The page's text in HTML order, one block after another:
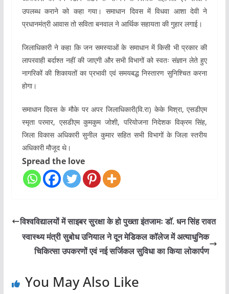
उपलब्ध कराने को कहा गया। समाधान दिवस में विधवा आशा देवी ने
प्रधानमंत्री आवास तो सविता बनवाल ने आर्थिक सहायता की गुहार लगाई।
जिलाधिकारी ने कहा कि जन समस्याओं के समाधान में किसी भी प्रकार की
लापरवाही बर्दाश्त नहीं की जाएगी और सभी विभागों को स्वतः संज्ञान लेते हुए
नागरिकों की शिकायतों का प्रभावी एवं समयबद्ध निस्तारण सुनिश्चित करना
होगा।
समाधान दिवस के मौके पर अपर जिलाधिकारी(वि.रा) केके मिश्रा, एसडीएम
स्मृता परमार, एसडीएम कुमकुम जोशी, परियोजना निदेशक विक्रम सिंह,
जिला विकास अधिकारी सुनील कुमार सहित सभी विभागों के जिला स्तरीय
अधिकारी मौजूद थे।
Spread the love
विश्वविद्यालयों में साइबर सुरक्षा के हो पुख्ता इंतजामः डाॅ. धन सिंह रावत
स्वास्थ्य मंत्री सुबोध उनियाल ने दून मेडिकल कॉलेज में अत्याधुनिक
चिकित्सा उपकरणों एवं नई सर्जिकल सुविधा का किया लोकार्पण
You May Also Like